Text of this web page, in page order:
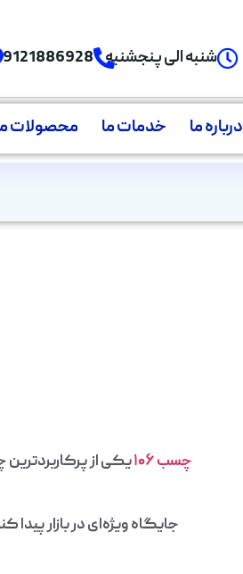
شنبه الی پنجشنبه
درباره ما خدمات ما محصولات
چسب ۱۰۶
یکی از